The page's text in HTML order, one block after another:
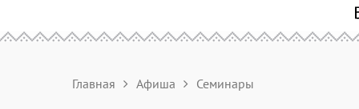
Главная Афиша Семинары